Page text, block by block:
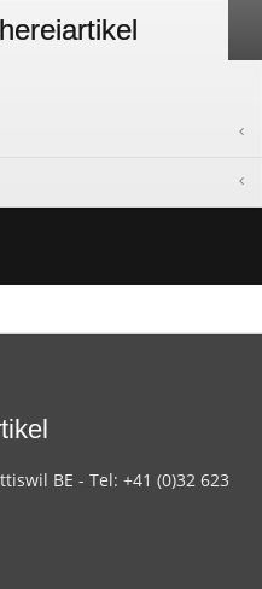
BE - Tel: +41 (0)32 623